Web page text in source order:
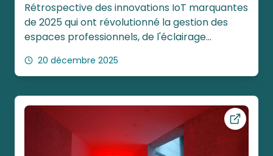
Rétrospective des innovations IoT marquantes
de 2025 qui ont révolutionné la gestion des
espaces professionnels, de l'éclairage
d'une année de transformation technologique.
20 décembre 2025
Ouvrir